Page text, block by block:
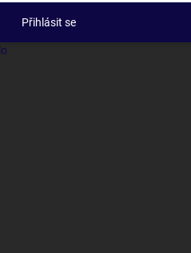
Přihlásit se